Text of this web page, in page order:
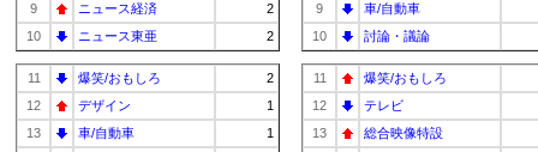
9
ニュース経済
2
10
ニュース東亜 2
11 爆笑/おもしろ
2
12
デザイン
1
13
車/自動車
1
9
車/自動車
10
討論・議論
11
爆笑/おもしろ
12
テレビ
13
総合映像特設